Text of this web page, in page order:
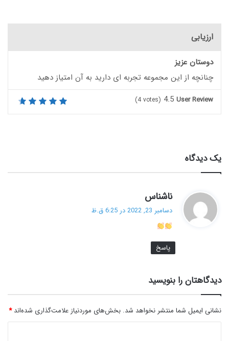
ارزیابی
دوستان عزیز
چنانچه از این مجموعه تجربه ای دارید به آن امتیاز دهید
User Review
4.5
(4 votes)
یک دیدگاه
ناشناس
دسامبر 23, 2022 در 6:25 ق.ظ
پاسخ
دیدگاهتان را بنویسید
نشانی ایمیل شما منتشر نخواهد شد. بخش‌های موردنیاز علامت‌گذاری شده‌اند*